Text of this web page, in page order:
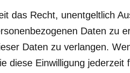
das Recht, unentgeltlich
Daten zu
Daten zu verlangen.
diese Einwilligung